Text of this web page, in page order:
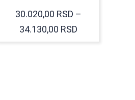
30.020,00 RSD –
34.130,00 RSD